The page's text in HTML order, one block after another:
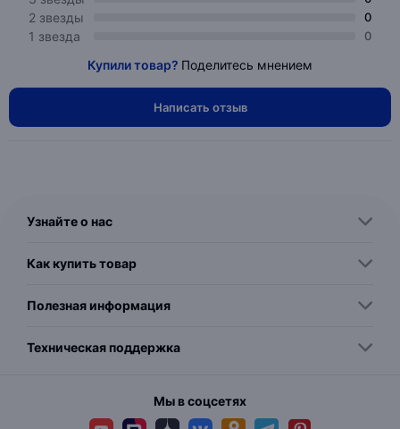
2 звезды 0
1 звезда 0
Купили товар? Поделитесь мнением
Написать отзыв
Узнайте о нас
Как купить товар
Полезная информация
Техническая поддержка
Мы в соцсетях